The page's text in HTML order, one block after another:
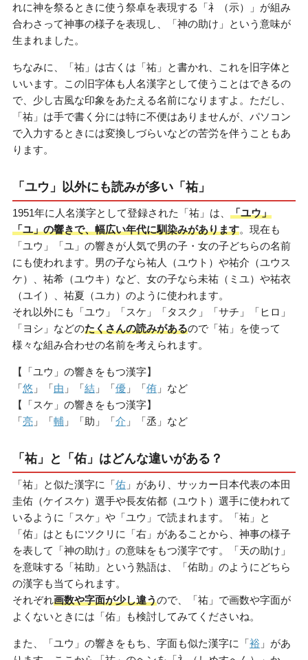
れに神を祭るときに使う祭卓を表現する「礻（示）」が組み
合わさって神事の様子を表現し、「神の助け」という意味が
生まれました。
ちなみに、「祐」は古くは「祐」と書かれ、これを旧字体と
いいます。この旧字体も人名漢字として使うことはできるの
で、少し古風な印象をあたえる名前になりますよ。ただし、
「祐」は手で書く分には特に不便はありませんが、パソコン
で入力するときには変換しづらいなどの苦労を伴うこともあ
ります。
「ユウ」以外にも読みが多い「祐」
1951年に人名漢字として登録された「祐」は、 「ユウ」
「ユ」の響きで、幅広い年代に馴染みがあります。現在も
「ユウ」「ユ」の響きが人気で男の子・女の子どちらの名前
にも使われます。男の子なら祐人（ユウト）や祐介（ユウス
ケ）、祐希（ユウキ）など、女の子なら未祐（ミユ）や祐衣
（ユイ）、祐夏（ユカ）のように使われます。
それ以外にも「ユウ」「スケ」「タスク」「サチ」「ヒロ」
「ヨシ」などのたくさんの読みがあるので「祐」を使って
様々な組み合わせの名前を考えられます。
【「ユウ」の響きをもつ漢字】
「悠 」「由 」「結」「優」「侑」など
【「スケ」の響きをもつ漢字】
「亮」「輔」「助」「介 」「丞」など
「祐」と「佑」はどんな違いがある？
「祐」と似た漢字に「佑」があり、サッカー日本代表の本田
圭佑（ケイスケ）選手や長友佑都（ユウト）選手に使われて
いるように「スケ」や「ユウ」で読まれます。「祐」と
「佑」はともにツクリに「右」があることから、神事の様子
を表して「神の助け」の意味をもつ漢字です。「天の助け」
を意味する「祐助」という熟語は、「佑助」のようにどちら
の漢字も当てられます。
それぞれ画数や字面が少し違うので、「祐」で画数や字面が
よくないときには「佑」も検討してみてくださいね。
また、「ユウ」の響きをもち、字面も似た漢字に「裕」があ